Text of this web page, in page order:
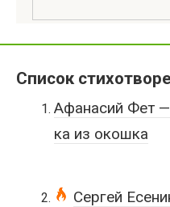
Список
Афанасий Фет
ка из окошка
Сергей